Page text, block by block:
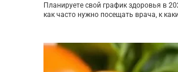
Планируете свой график здоровья в
как часто нужно посещать врача, к